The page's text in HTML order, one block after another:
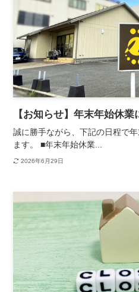
【お知らせ】年末年始休業
誠に勝手ながら、下記の日程で
ます。 ■年末年始休業...
2026年6月29日